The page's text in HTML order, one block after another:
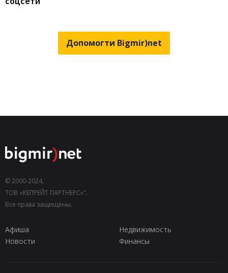
Допомогти Bigmir)net
© 2000-2024,
ТОВ «КЕПРЕЙТ ПАРТНЕРС»".
Все права защищены.
Афиша
Недвижимость
Новости
Финансы